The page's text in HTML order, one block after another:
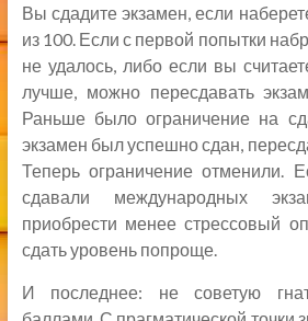
Вы сдадите экзамен, если
из 100. Если с первой попытки
не удалось, либо если вы
лучше, можно пересдавать
Раньше было ограничение на
экзамен был успешно сдан,
Теперь ограничение отменили.
сдавали международных
приобрести менее стрессовый
сдать уровень попроще.
И последнее: не советую